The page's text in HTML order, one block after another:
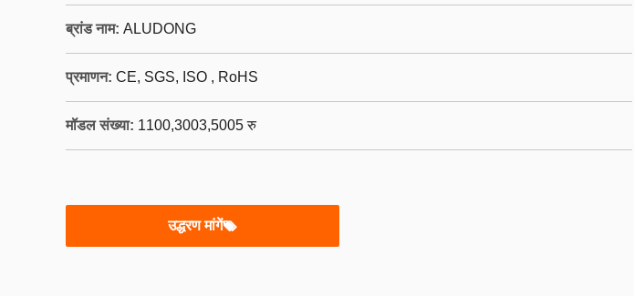
ब्रांड नाम: ALUDONG
प्रमाणन: CE, SGS, ISO , RoHS
मॉडल संख्या: 1100,3003,5005 रु
उद्धरण मांगें